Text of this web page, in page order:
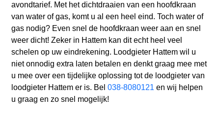
avondtarief. Met het dichtdraaien van een hoofdkraan
van water of gas, komt u al een heel eind. Toch water of
gas nodig? Even snel de hoofdkraan weer aan en snel
weer dicht! Zeker in Hattem kan dit echt heel veel
schelen op uw eindrekening. Loodgieter Hattem wil u
niet onnodig extra laten betalen en denkt graag mee met
u mee over een tijdelijke oplossing tot de loodgieter van
loodgieter Hattem er is. Bel 038-8080121 en wij helpen
u graag en zo snel mogelijk!